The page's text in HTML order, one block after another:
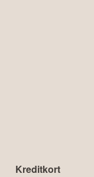
Kreditkort